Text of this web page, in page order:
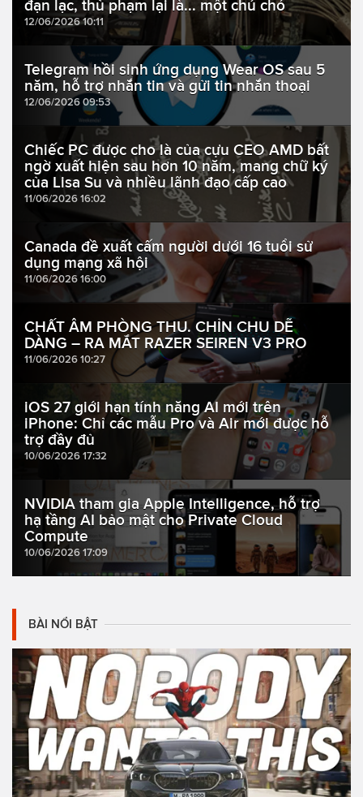
đạn lạc, thủ phạm lại là... một chú chó
12/06/2026 10:11
Telegram hồi sinh ứng dụng Wear OS sau 5
năm, hỗ trợ nhắn tin và gửi tin nhắn thoại
12/06/2026 09:53
Chiếc PC được cho là của cựu CEO AMD bất
ngờ xuất hiện sau hơn 10 năm, mang chữ ký
của Lisa Su và nhiều lãnh đạo cấp cao
11/06/2026 16:02
Canada đề xuất cấm người dưới 16 tuổi sử
dụng mạng xã hội
11/06/2026 16:00
CHẤT ÂM PHÒNG THU. CHỈN CHU DỄ
DÀNG – RA MẮT RAZER SEIREN V3 PRO
11/06/2026 10:27
iOS 27 giới hạn tính năng AI mới trên
iPhone: Chỉ các mẫu Pro và Air mới được hỗ
trợ đầy đủ
10/06/2026 17:32
NVIDIA tham gia Apple Intelligence, hỗ trợ
hạ tầng AI bảo mật cho Private Cloud
Compute
10/06/2026 17:09
BÀI NỔI BẬT